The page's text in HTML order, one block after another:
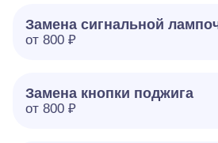
Замена сигнальной
от 800 ₽
Замена кнопки поджига
от 800 ₽